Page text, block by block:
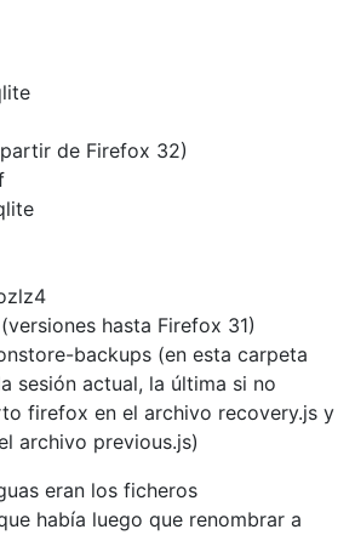
de Firefox 32)
hasta Firefox 31)
backups (en esta carpeta
sesión actual, la última si no
firefox en el archivo recovery.js y
archivo previous.js)
eran los ficheros
había luego que renombrar a